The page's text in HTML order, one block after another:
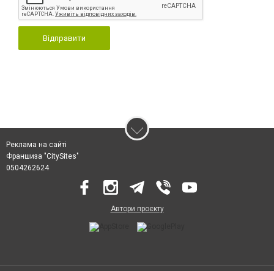
Відправити
Реклама на сайті
Франшиза "CitySites"
0504262624
Автори проєкту